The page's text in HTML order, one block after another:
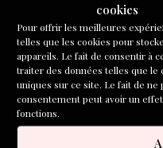
cookies
Pour offrir les meilleures
telles que les cookies pour
appareils. Le fait de consentir à
traiter des données telles que
uniques sur ce site. Le fait de
consentement peut avoir un
fonctions.
Concours de nouvelles